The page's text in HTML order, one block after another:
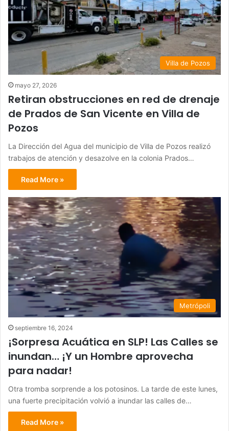
Villa de Pozos
mayo 27, 2026
Retiran obstrucciones en red de drenaje
de Prados de San Vicente en Villa de
Pozos
La Dirección del Agua del municipio de Villa de Pozos realizó
trabajos de atención y desazolve en la colonia Prados…
Read More »
Metrópoli
septiembre 16, 2024
¡Sorpresa Acuática en SLP! Las Calles se
inundan… ¡Y un Hombre aprovecha
para nadar!
Otra tromba sorprende a los potosinos. La tarde de este lunes,
una fuerte precipitación volvió a inundar las calles de…
Read More »